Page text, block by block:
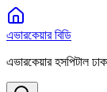
এভারকেয়ার বিডি
এভারকেয়ার হসপিটাল